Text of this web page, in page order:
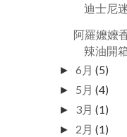
迪士尼
阿羅嬤嬤
辣油開
►6月 (5)
► 5月 (4)
► 3月 (1)
► 2月 (1)